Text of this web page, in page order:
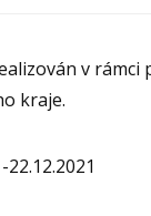
v rámci
kraje.
22.12.2021